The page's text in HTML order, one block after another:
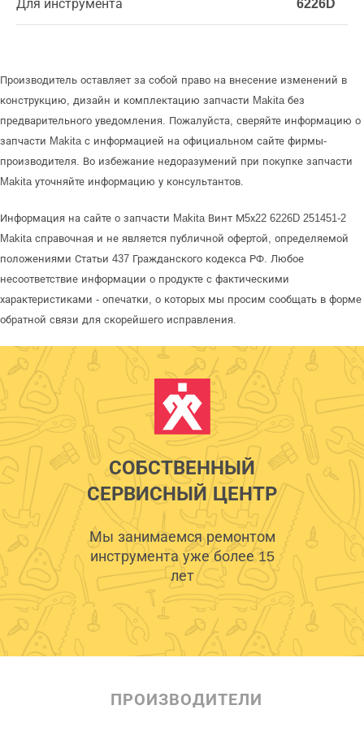
Для инструмента 6226D
Производитель оставляет за собой право на внесение изменений в
конструкцию, дизайн и комплектацию запчасти Makita без
предварительного уведомления. Пожалуйста, сверяйте информацию о
запчасти Makita с информацией на официальном сайте фирмы-
производителя. Во избежание недоразумений при покупке запчасти
Makita уточняйте информацию у консультантов.
Информация на сайте о запчасти Makita Винт М5х22 6226D 251451-2
Makita справочная и не является публичной офертой, определяемой
положениями Статьи 437 Гражданского кодекса РФ. Любое
несоответствие информации о продукте с фактическими
характеристиками - опечатки, о которых мы просим сообщать в форме
обратной связи для скорейшего исправления.
СОБСТВЕННЫЙ
СЕРВИСНЫЙ ЦЕНТР
Мы занимаемся ремонтом
инструмента уже более 15
лет
ПРОИЗВОДИТЕЛИ